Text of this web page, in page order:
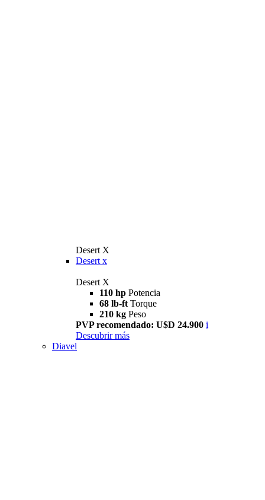
Desert X
Desert x
Desert X
110 hp Potencia
68 lb-ft Torque
210 kg Peso
PVP recomendado: U$D 24.900 i
Descubrir más
Diavel